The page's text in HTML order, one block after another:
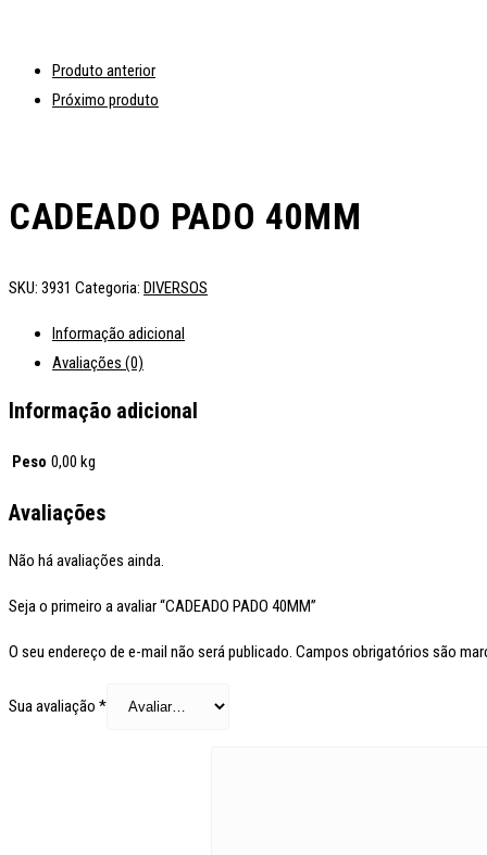
Produto anterior
Próximo produto
CADEADO PADO 40MM
SKU: 3931 Categoria: DIVERSOS
Informação adicional
Avaliações (0)
Informação adicional
Peso 0,00 kg
Avaliações
Não há avaliações ainda.
Seja o primeiro a avaliar “CADEADO PADO 40MM”
O seu endereço de e-mail não será publicado. Campos obrigatórios são
Sua avaliação *